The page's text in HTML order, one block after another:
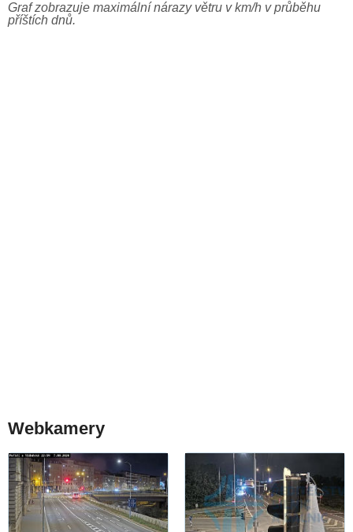
Graf zobrazuje maximální nárazy větru v km/h v průběhu
příštích dnů.
Webkamery